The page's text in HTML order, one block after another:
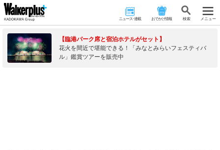
ニュース･連載 おでかけ情報 検 索 メニュー
【臨港パーク席と宿泊ホテルがセット】
花火を間近で堪能できる！「みなとみらいフェスティバ
ル」鑑賞ツアーを販売中